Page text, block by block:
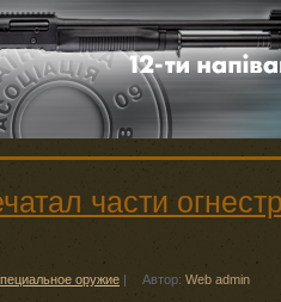
части
оружие Автор: Web admin